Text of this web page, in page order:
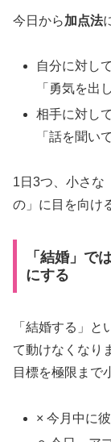
今日から加点法
自分に対し
「勇気を出
相手に対し
「話を聞い
1日3つ、小さな
の」に目を向け
「結婚」で
にする
「結婚する」と
て動けなくなり
目標を極限まで
× 今月中に